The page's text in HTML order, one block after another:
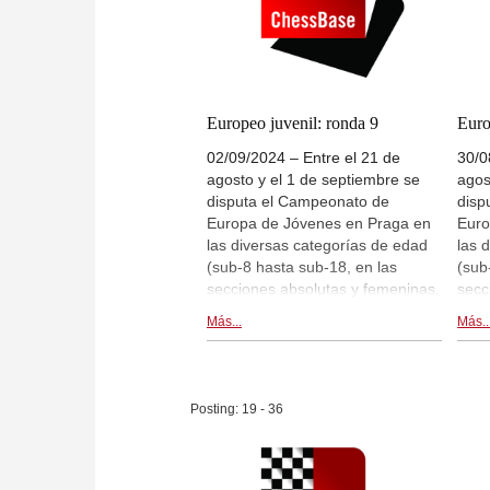
ajedrecista. El comunicado de
prensa por la Federación
Portuguesa de Ajedrez, traducido
disponibles. | Imagen: Federação
Portuguesa de Xadrez
en
II
Europeo juvenil: ronda 9
02/09/2024 – Entre el 21 de
agosto y el 1 de septiembre se
disputa el Campeonato de
Europa de Jóvenes en Praga en
las diversas categorías de edad
(sub-8 hasta sub-18, en las
secciones absolutas y femeninas,
retransmisiones en directo de las
ronda 9. | Fotos: Campeonato
Más...
30/
las
Posting: 19 - 36